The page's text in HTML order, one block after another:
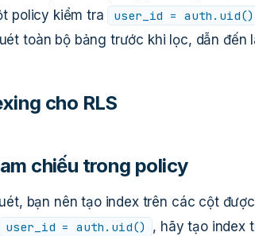
policy kiểm tra
user_id = auth.uid()
toàn bộ bảng trước khi lọc, dẫn đến
cho RLS
chiếu trong policy
bạn nên tạo index trên các cột
user_id = auth.uid() , hãy tạo index